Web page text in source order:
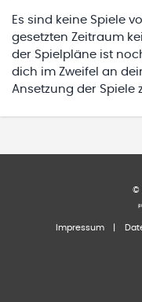
Es sind keine Spiele
gesetzten Zeitraum
der Spielpläne ist
dich im Zweifel an
Ansetzung der Spiele
©
Impressum